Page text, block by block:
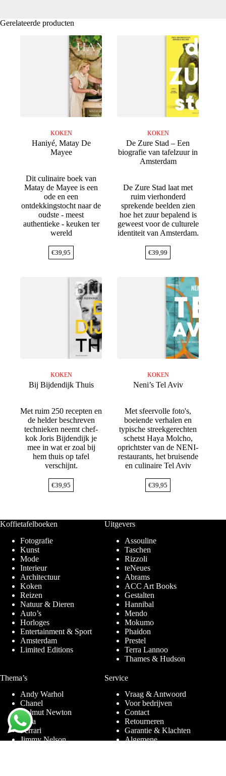
Gerelateerde producten
KOKEN
Haniyé, Matay De
Mayee
Dit culinaire boek van
Matay de Mayee is een
ode en een
ontdekkingstocht naar de
oudste - meest
authentieke - keuken ter
wereld
€39,95
KOKEN
De Zure Stad – Een
biografie van tafelzuur in
Amsterdam
De Zure Stad laat met
ruim vierhonderd
sprekende beelden zien
hoe het zuur bepalend is
geweest voor de culturele
identiteit van Amsterdam.
€39,99
KOKEN
Bij Bijdendijk Thuis
Met ruim 250 recepten en
de helder beschreven
technieken neemt chef-
kok Joris Bijdendijk je
mee in wat er zoal bij
hem thuis op tafel
verschijnt.
€39,95
KOKEN
Neni’s Tel Aviv
Met sfeervolle foto's,
boeiende verhalen en
typische streekgerechten
schetst Haya Molcho,
oprichtster van de NENI-
restaurants, het bruisende
en culinaire Tel Aviv
€39,95
Koffietafelboeken
Fotografie
Kunst
Mode
Interieur
Architectuur
Koken
Reizen
Natuur & Dieren
Auto’s
Horloges
Entertainment & Sport
Amsterdam
Limited Editions
Uitgevers
Assouline
Taschen
Rizzoli
teNeues
Abrams
ACC Art Books
Gestalten
Hannibal
Mendo
Mokumo
Phaidon
Prestel
Terra Lannoo
Thames & Hudson
Thema’s
Andy Warhol
Chanel
Helmut Newton
Ibiza
Ferrari
Jimmy Nelson
Service
Vraag & Antwoord
Voor bedrijven
Contact
Retourneren
Garantie & Klachten
Algemene